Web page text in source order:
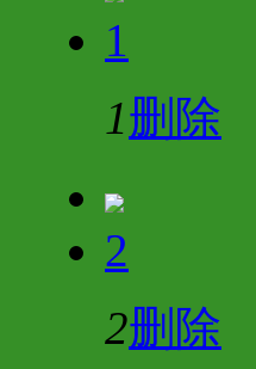
1
1删除
2
2删除